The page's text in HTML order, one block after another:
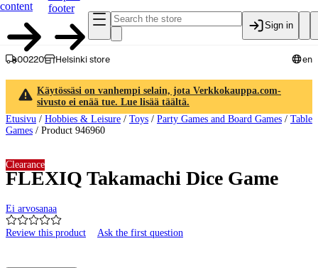
content
footer
Sign in
00220 Helsinki store en
Käytössäsi on vanhempi selain, jota Verkkokauppa.com-
sivusto ei enää tue. Lue lisää täältä.
Etusivu / Hobbies & Leisure / Toys / Party Games and Board Games / Table
Games / Product 946960
FLEXIQ Takamachi Dice Game
Ei arvosanaa
Review this product Ask the first question
Clearance